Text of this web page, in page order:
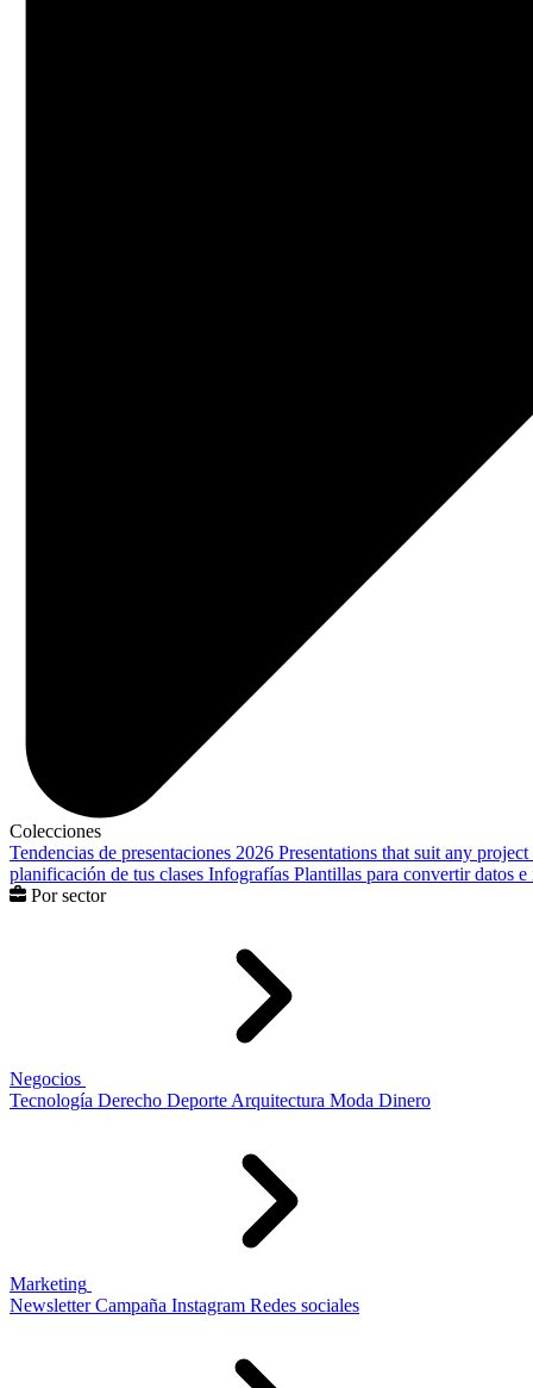
Colecciones
Tendencias de presentaciones 2026 Presentations that suit any project
planificación de tus clases Infografías Plantillas para convertir datos
Por sector
Negocios
Tecnología Derecho Deporte Arquitectura Moda Dinero
Marketing
Newsletter Campaña Instagram Redes sociales